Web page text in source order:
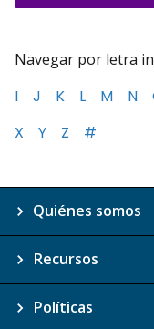
Navegar por letra
I
J K L M N
X
Y Z #
Quiénes somos
Recursos
Políticas